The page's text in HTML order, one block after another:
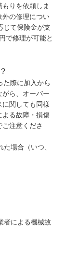
りを依頼しま
外の修理につい
じて保険金が支
で修理が可能と
た際に加入から
ら、オーバー
関しても同様
よる故障・損傷
注意くださ
場合（いつ、
者による機械故